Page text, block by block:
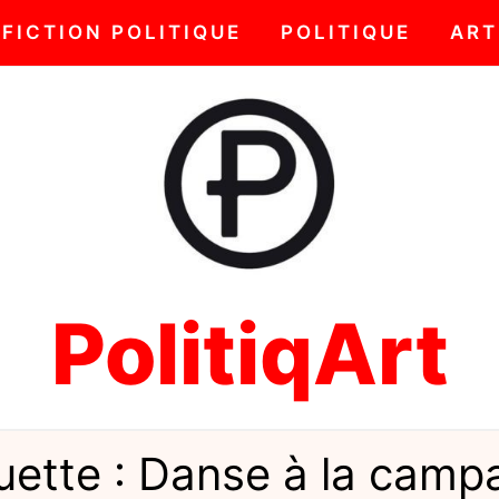
FICTION POLITIQUE POLITIQUE ART
PolitiqArt
: Danse à la